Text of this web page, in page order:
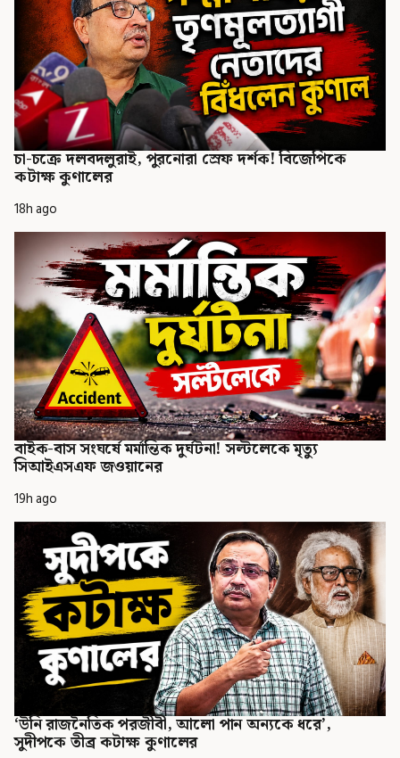
চা-চক্রে দলবদলুরাই, পুরনোরা স্রেফ দর্শক! বিজেপিকে
কটাক্ষ কুণালের
18h ago
বাইক-বাস সংঘর্ষে মর্মান্তিক দুর্ঘটনা! সল্টলেকে মৃত্যু
সিআইএসএফ জওয়ানের
19h ago
‘উনি রাজনৈতিক পরজীবী, আলো পান অন্যকে ধরে’,
সুদীপকে তীব্র কটাক্ষ কুণালের